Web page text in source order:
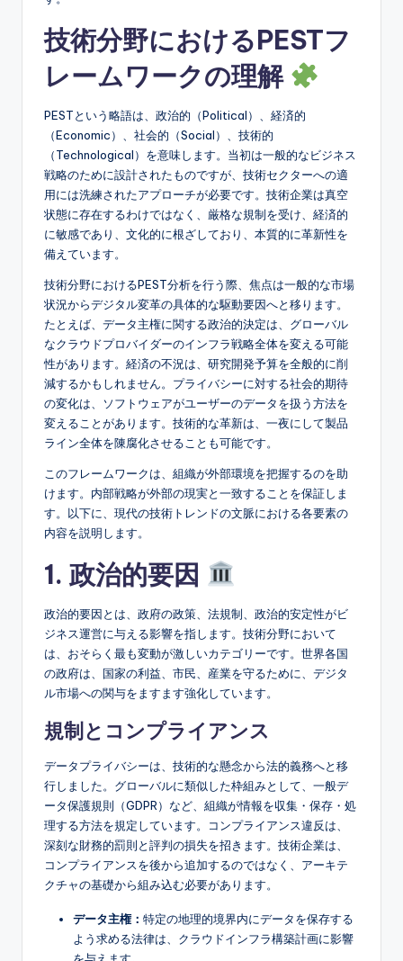
it
si
技術分野におけるPESTフ
レームワークの理解
PESTという略語は、政治的（Political）、経済的
（Economic）、社会的（Social）、技術的
（Technological）を意味します。当初は一般的なビジネス
戦略のために設計されたものですが、技術セクターへの適
用には洗練されたアプローチが必要です。技術企業は真空
状態に存在するわけではなく、厳格な規制を受け、経済的
に敏感であり、文化的に根ざしており、本質的に革新性を
備えています。
技術分野におけるPEST分析を行う際、焦点は一般的な市場
状況からデジタル変革の具体的な駆動要因へと移ります。
たとえば、データ主権に関する政治的決定は、グローバル
なクラウドプロバイダーのインフラ戦略全体を変える可能
性があります。経済の不況は、研究開発予算を全般的に削
減するかもしれません。プライバシーに対する社会的期待
の変化は、ソフトウェアがユーザーのデータを扱う方法を
変えることがあります。技術的な革新は、一夜にして製品
ライン全体を陳腐化させることも可能です。
このフレームワークは、組織が外部環境を把握するのを助
けます。内部戦略が外部の現実と一致することを保証しま
す。以下に、現代の技術トレンドの文脈における各要素の
内容を説明します。
1. 政治的要因
政治的要因とは、政府の政策、法規制、政治的安定性がビ
ジネス運営に与える影響を指します。技術分野において
は、おそらく最も変動が激しいカテゴリーです。世界各国
の政府は、国家の利益、市民、産業を守るために、デジタ
ル市場への関与をますます強化しています。
規制とコンプライアンス
データプライバシーは、技術的な懸念から法的義務へと移
行しました。グローバルに類似した枠組みとして、一般デ
ータ保護規則（GDPR）など、組織が情報を収集・保存・処
理する方法を規定しています。コンプライアンス違反は、
深刻な財務的罰則と評判の損失を招きます。技術企業は、
コンプライアンスを後から追加するのではなく、アーキテ
クチャの基礎から組み込む必要があります。
データ主権： 特定の地理的境界内にデータを保存する
よう求める法律は、クラウドインフラ構築計画に影響
を与えます。